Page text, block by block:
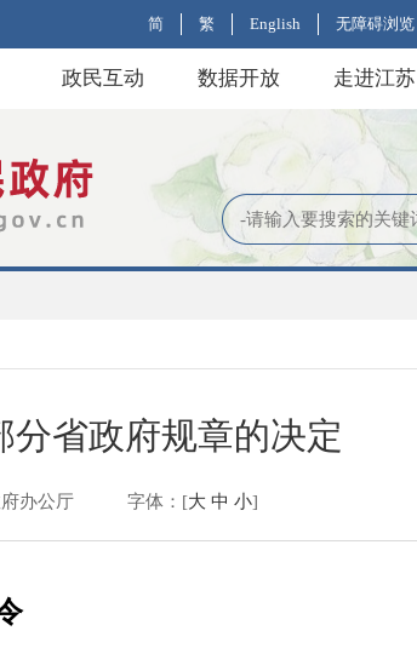
简 繁 English 无障碍浏览
政民互动 数据开放 走进江苏
省政府规章的决定
办公厅 字体：[大 中 小]